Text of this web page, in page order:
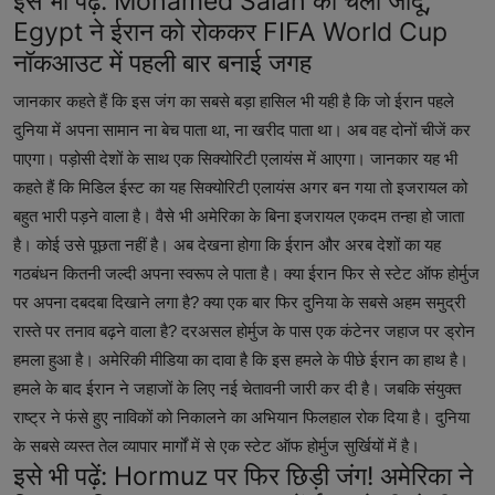
Egypt ने ईरान को रोककर FIFA World Cup
नॉकआउट में पहली बार बनाई जगह
जानकार कहते हैं कि इस जंग का सबसे बड़ा हासिल भी यही है कि जो ईरान पहले
दुनिया में अपना सामान ना बेच पाता था, ना खरीद पाता था। अब वह दोनों चीजें कर
पाएगा। पड़ोसी देशों के साथ एक सिक्योरिटी एलायंस में आएगा। जानकार यह भी
कहते हैं कि मिडिल ईस्ट का यह सिक्योरिटी एलायंस अगर बन गया तो इजरायल को
बहुत भारी पड़ने वाला है। वैसे भी अमेरिका के बिना इजरायल एकदम तन्हा हो जाता
है। कोई उसे पूछता नहीं है। अब देखना होगा कि ईरान और अरब देशों का यह
गठबंधन कितनी जल्दी अपना स्वरूप ले पाता है। क्या ईरान फिर से स्टेट ऑफ होर्मुज
पर अपना दबदबा दिखाने लगा है? क्या एक बार फिर दुनिया के सबसे अहम समुद्री
रास्ते पर तनाव बढ़ने वाला है? दरअसल होर्मुज के पास एक कंटेनर जहाज पर ड्रोन
हमला हुआ है। अमेरिकी मीडिया का दावा है कि इस हमले के पीछे ईरान का हाथ है।
हमले के बाद ईरान ने जहाजों के लिए नई चेतावनी जारी कर दी है। जबकि संयुक्त
राष्ट्र ने फंसे हुए नाविकों को निकालने का अभियान फिलहाल रोक दिया है। दुनिया
के सबसे व्यस्त तेल व्यापार मार्गों में से एक स्टेट ऑफ होर्मुज सुर्खियों में है।
इसे भी पढ़ें: Hormuz पर फिर छिड़ी जंग! अमेरिका ने